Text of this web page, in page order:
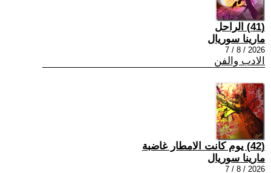
(41) الراحل
مارينا سوريال
2026 / 8 / 7
الادب والفن
(42) يوم كانت الامطار غاضبة
مارينا سوريال
2026 / 8 / 7